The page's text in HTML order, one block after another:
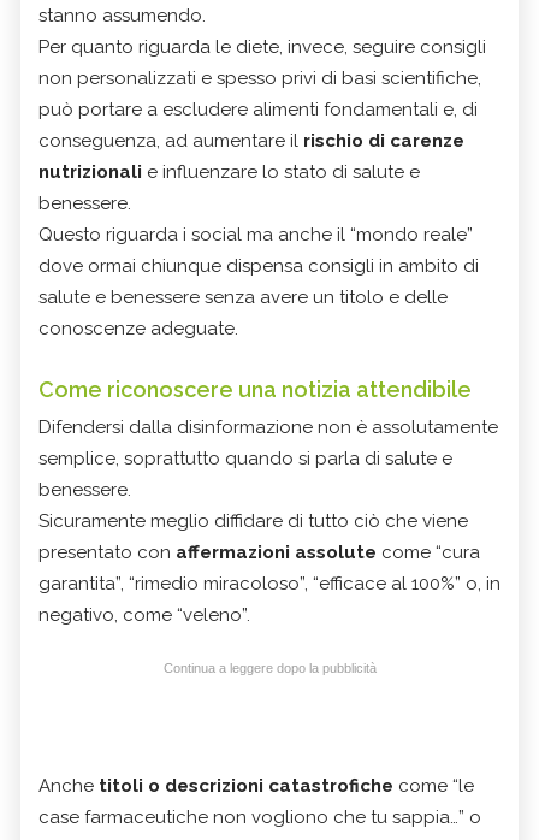
stanno assumendo.
Per quanto riguarda le diete, invece, seguire consigli
non personalizzati e spesso privi di basi scientifiche,
può portare a escludere alimenti fondamentali e, di
conseguenza, ad aumentare il rischio di carenze
nutrizionali e influenzare lo stato di salute e
benessere.
Questo riguarda i social ma anche il “mondo reale”
dove ormai chiunque dispensa consigli in ambito di
salute e benessere senza avere un titolo e delle
conoscenze adeguate.
Come riconoscere una notizia attendibile
Difendersi dalla disinformazione non è assolutamente
semplice, soprattutto quando si parla di salute e
benessere.
Sicuramente meglio diffidare di tutto ciò che viene
presentato con affermazioni assolute come “cura
garantita”, “rimedio miracoloso”, “efficace al 100%” o, in
negativo, come “veleno”.
Continua a leggere dopo la pubblicità
Anche titoli o descrizioni catastrofiche come “le
case farmaceutiche non vogliono che tu sappia…” o